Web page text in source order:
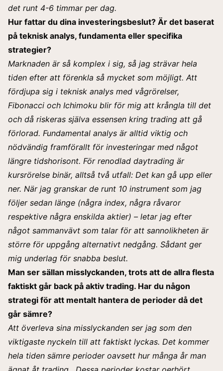
det runt 4-6 timmar per dag.
Hur fattar du dina investeringsbeslut? Är det baserat
på teknisk analys, fundamenta eller specifika
strategier?
Marknaden är så komplex i sig, så jag strävar hela
tiden efter att förenkla så mycket som möjligt. Att
fördjupa sig i teknisk analys med vågrörelser,
Fibonacci och Ichimoku blir för mig att krångla till det
och då riskeras själva essensen kring trading att gå
förlorad. Fundamental analys är alltid viktig och
nödvändig framförallt för investeringar med något
längre tidshorisont. För renodlad daytrading är
kursrörelse binär, alltså två utfall: Det kan gå upp eller
ner. När jag granskar de runt 10 instrument som jag
följer sedan länge (några index, några råvaror
respektive några enskilda aktier) – letar jag efter
något sammanvävt som talar för att sannolikheten är
större för uppgång alternativt nedgång. Sådant ger
mig underlag för snabba beslut.
Man ser sällan misslyckanden, trots att de allra flesta
faktiskt går back på aktiv trading. Har du någon
strategi för att mentalt hantera de perioder då det
går sämre?
Att överleva sina misslyckanden ser jag som den
viktigaste nyckeln till att faktiskt lyckas. Det kommer
hela tiden sämre perioder oavsett hur många år man